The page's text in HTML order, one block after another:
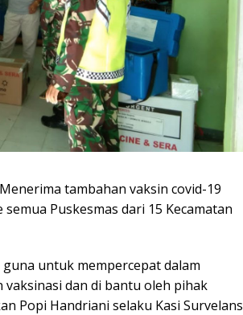
tambahan vaksin covid-19
Puskesmas dari 15 Kecamatan
untuk mempercepat dalam
dan di bantu oleh pihak
Popi Handriani selaku Kasi Survelans